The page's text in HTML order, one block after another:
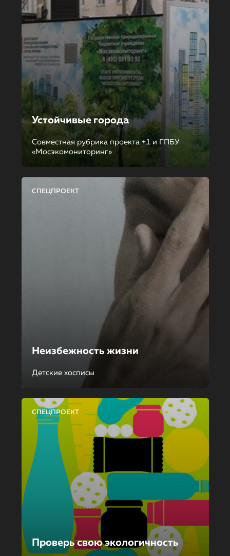
Устойчивые города
Совместная рубрика проекта +1 и ГПБУ
«Мосэкомониторинг»
СПЕЦПРОЕКТ
Неизбежность жизни
Детские хосписы
СПЕЦПРОЕКТ
Проверь свою экологичность